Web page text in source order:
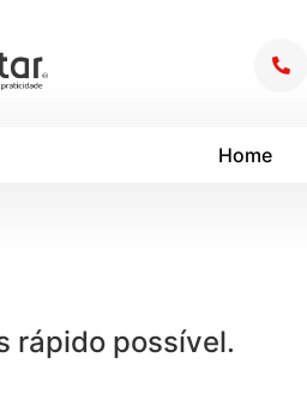
Home
rápido possível.